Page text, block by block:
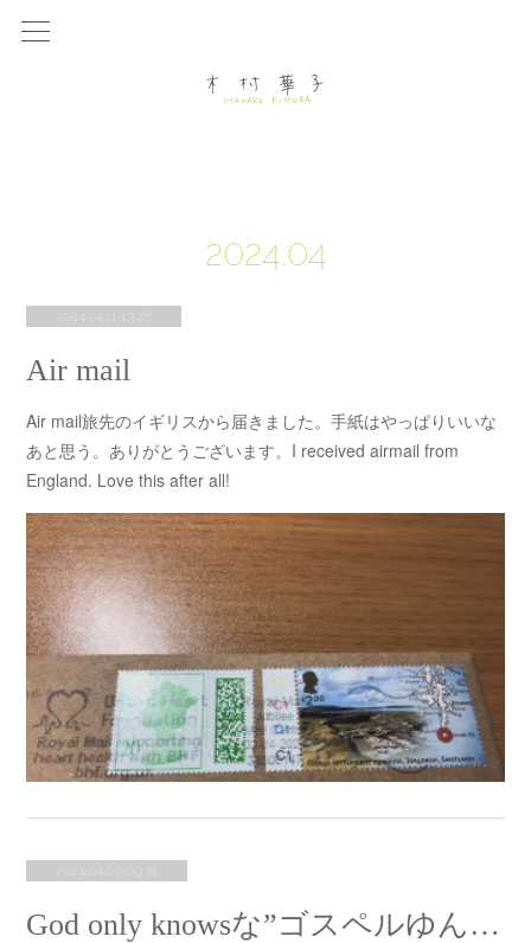
2024.04
2024.04.11 13:28
Air mail
Air mail旅先のイギリスから届きました。手紙はやっぱりいいな
あと思う。ありがとうございます。I received airmail from
England. Love this after all!
God only knowsな”ゴスペルゆんたく”な夜